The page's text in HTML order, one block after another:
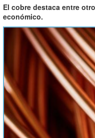
El cobre destaca entre
económico.